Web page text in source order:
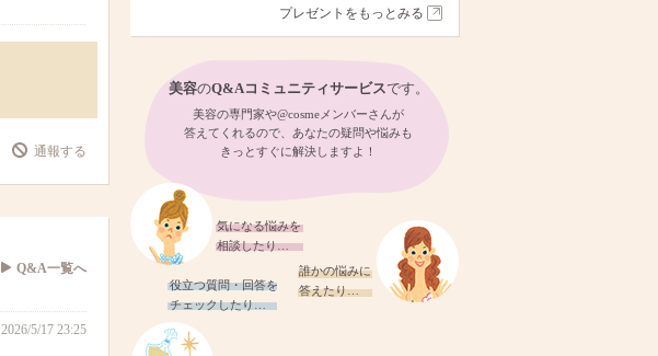
通報する
Q&A一覧へ
2026/5/17 23:25
プレゼントをもっとみる
美容のQ&Aコミュニティサービスです。
美容の専門家や@cosmeメンバーさんが
答えてくれるので、あなたの疑問や悩みも
きっとすぐに解決しますよ！
気になる悩みを
相談したり…
誰かの悩みに
答えたり…
役立つ質問・回答を
チェックしたり…